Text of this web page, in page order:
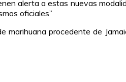
alerta a estas nuevas
oficiales”
procedente de